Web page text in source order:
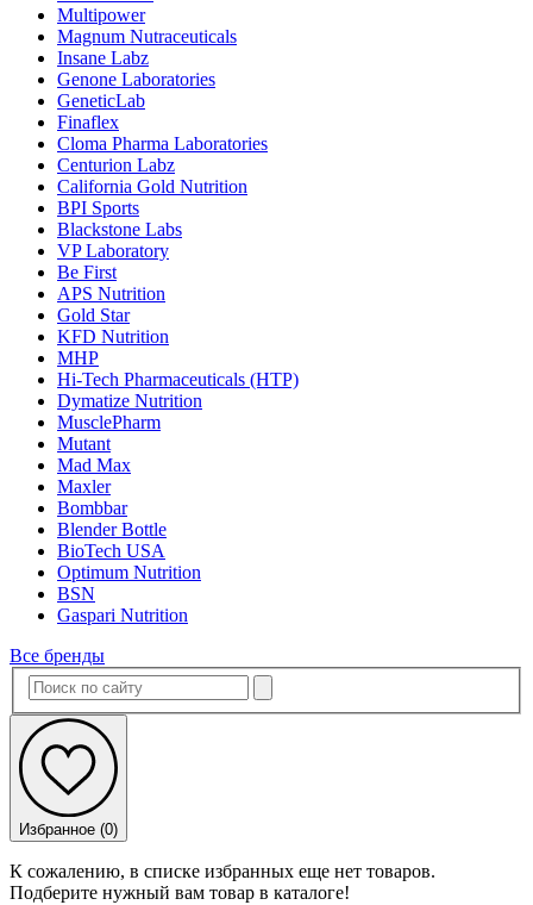
Multipower
Magnum Nutraceuticals
Insane Labz
Genone Laboratories
GeneticLab
Finaflex
Cloma Pharma Laboratories
Centurion Labz
California Gold Nutrition
BPI Sports
Blackstone Labs
VP Laboratory
Be First
APS Nutrition
Gold Star
KFD Nutrition
MHP
Hi-Tech Pharmaceuticals (HTP)
Dymatize Nutrition
MusclePharm
Mutant
Mad Max
Maxler
Bombbar
Blender Bottle
BioTech USA
Optimum Nutrition
BSN
Gaspari Nutrition
Все бренды
Избранное (0)
К сожалению, в списке избранных еще нет товаров.
Подберите нужный вам товар в каталоге!